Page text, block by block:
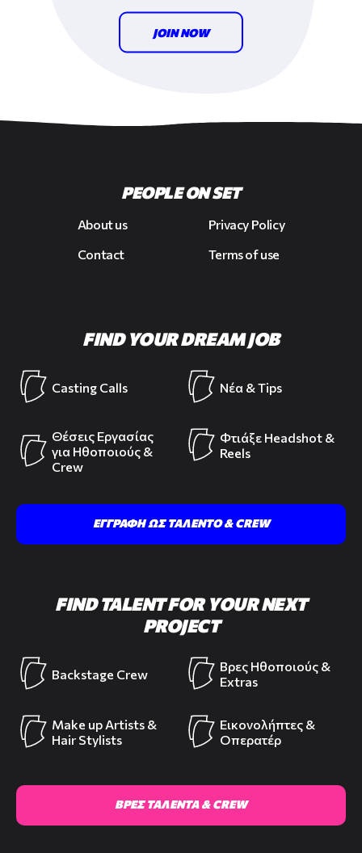
JOIN NOW
PEOPLE ON SET
About us
Contact
Privacy Policy
Terms of use
FIND YOUR DREAM JOB
Casting Calls
Θέσεις Εργασίας
για Ηθοποιούς &
Crew
Νέα & Tips
Φτιάξε Headshot &
Reels
ΕΓΓΡΑΦΗ ΩΣ ΤΑΛΕΝΤΟ & CREW
FIND TALENT FOR YOUR NEXT
PROJECT
Backstage Crew
Make up Artists &
Hair Stylists
Βρες Ηθοποιούς &
Extras
Εικονολήπτες &
Οπερατέρ
ΒΡΕΣ ΤΑΛΕΝΤΑ & CREW